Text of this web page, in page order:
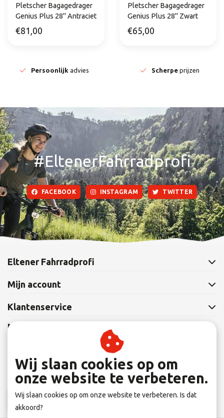
Pletscher Bagagedrager
Genius Plus 28" Antraciet
€81,00
Pletscher Bagagedrager
Genius Plus 28" Zwart
€65,00
Persoonlijkadvies Scherpe prijzen
#EltenerFahrradprofi
FACEBOOK INSTAGRAM TWITTER
Eltener Fahrradprofi
Mijn account
Klantenservice
Nieuwsbrief
Abonneer je op onze nieuwsbrief om op de hoogte te blijven.
Abonneer
Wij slaan cookies op om
onze website te verbeteren.
Wij slaan cookies op om onze website te verbeteren. Is dat
akkoord?